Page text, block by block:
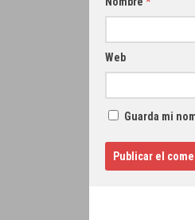
Web
Guarda mi